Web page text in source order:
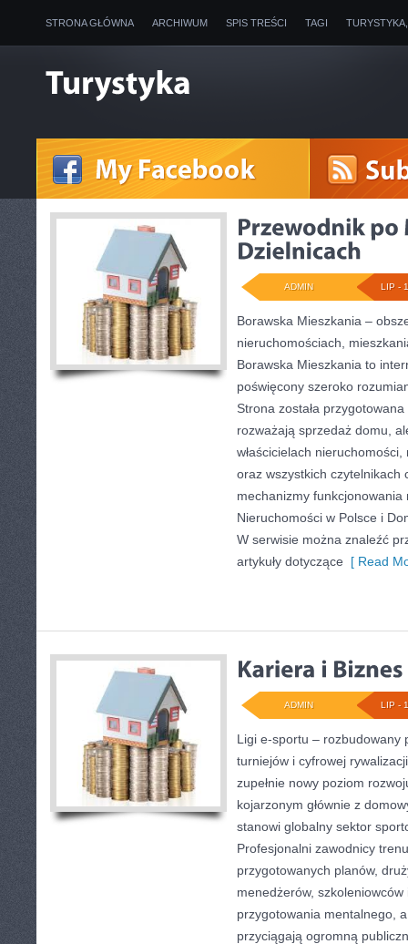
STRONA GŁÓWNA ARCHIWUM SPIS TREŚCI TAGI
LIP -
ADMIN
Borawska Mieszkania –
nieruchomościach,
Borawska Mieszkania to
poświęcony szeroko
Strona została
rozważają sprzedaż domu,
właścicielach
oraz wszystkich czytelnikach
mechanizmy
Nieruchomości w Polsce i
W serwisie można znaleźć
artykuły dotyczące [ Read
LIP -
ADMIN
Ligi e-sportu – rozbudowany
turniejów i cyfrowej
zupełnie nowy poziom
kojarzonym głównie z
stanowi globalny sektor
Profesjonalni zawodnicy
przygotowanych planów,
menedżerów,
przygotowania mentalnego,
przyciągają ogromną